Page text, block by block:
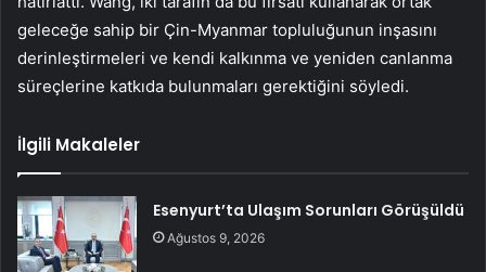
geleceğe sahip bir Çin-Myanmar topluluğunun inşasını
derinleştirmeleri ve kendi kalkınma ve yeniden canlanma
süreçlerine katkıda bulunmaları gerektiğini söyledi.
İlgili Makaleler
Esenyurt’ta Ulaşım Sorunları Görüşüldü
Ağustos 9, 2026